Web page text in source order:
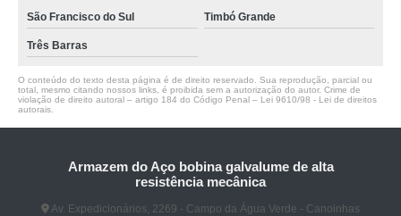
São Francisco do Sul Timbó Grande
Três Barras
O conteúdo do texto desta página é de direito reservado. Sua reprodução, parcial ou
total, mesmo citando nossos links, é proibida sem a autorização do autor. Crime de
violação de direito autoral – artigo 184 do Código Penal – Lei 9610/98 - Lei de direitos
autorais
Armazem do Aço bobina galvalume de alta
resistência mecânica
Av. Expedicionários, 2269 - Campo da Água Verde - Canoinhas